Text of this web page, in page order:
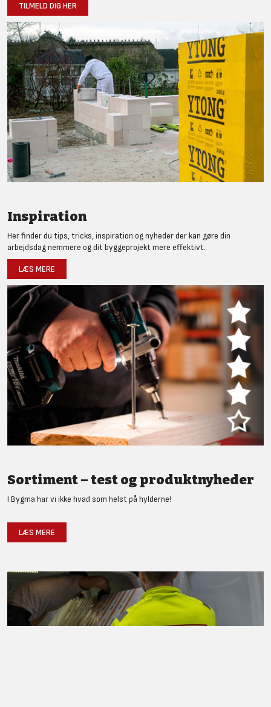
TILMELD DIG HER
Inspiration
Her finder du tips, tricks, inspiration og nyheder der kan gøre din
arbejdsdag nemmere og dit byggeprojekt mere effektivt.
LÆS MERE
Sortiment – test og produktnyheder
I Bygma har vi ikke hvad som helst på hylderne!
LÆS MERE